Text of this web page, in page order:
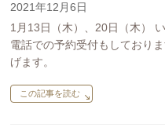
2021年12月6日
1月13日（木）、20日（木）
電話での予約受付もしており
げます。
この記事を読む